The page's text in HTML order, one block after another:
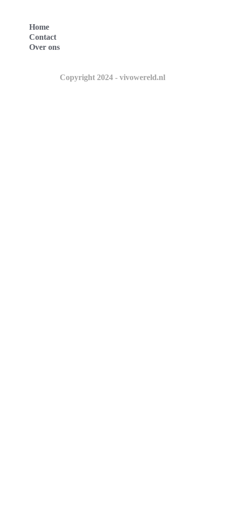
Home
Contact
Over ons
Copyright 2024 - vivowereld.nl